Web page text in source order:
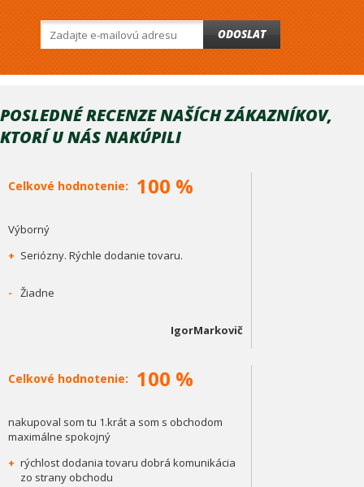
ODOSLAT
POSLEDNÉ RECENZE NAŠÍCH ZÁKAZNÍKOV,
KTORÍ U NÁS NAKÚPILI
Celkové hodnotenie: 100 %
Výborný
+ Seriózny. Rýchle dodanie tovaru.
- Žiadne
IgorMarkovič
Celkové hodnotenie: 100 %
nakupoval som tu 1.krát a som s obchodom
maximálne spokojný
+ rýchlost dodania tovaru dobrá komunikácia
zo strany obchodu